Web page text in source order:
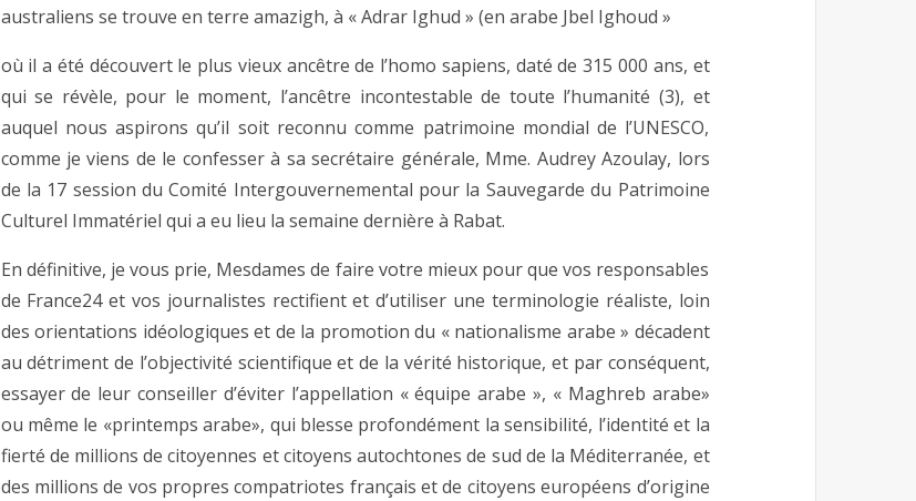
australiens se trouve en terre amazigh, à « Adrar Ighud » (en arabe Jbel Ighoud »
où il a été découvert le plus vieux ancêtre de l’homo sapiens, daté de 315 000 ans, et
qui se révèle, pour le moment, l’ancêtre incontestable de toute l’humanité (3), et
auquel nous aspirons qu’il soit reconnu comme patrimoine mondial de l’UNESCO,
comme je viens de le confesser à sa secrétaire générale, Mme. Audrey Azoulay, lors
de la 17 session du Comité Intergouvernemental pour la Sauvegarde du Patrimoine
Culturel Immatériel qui a eu lieu la semaine dernière à Rabat.
En définitive, je vous prie, Mesdames de faire votre mieux pour que vos responsables
de France24 et vos journalistes rectifient et d’utiliser une terminologie réaliste, loin
des orientations idéologiques et de la promotion du « nationalisme arabe » décadent
au détriment de l’objectivité scientifique et de la vérité historique, et par conséquent,
essayer de leur conseiller d’éviter l’appellation « équipe arabe », « Maghreb arabe»
ou même le «printemps arabe», qui blesse profondément la sensibilité, l’identité et la
fierté de millions de citoyennes et citoyens autochtones de sud de la Méditerranée, et
des millions de vos propres compatriotes français et de citoyens européens d’origine